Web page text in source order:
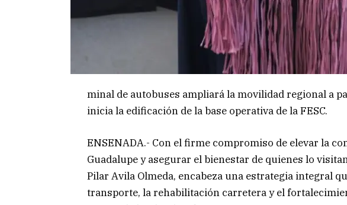
minal de autobuses ampliará la movilidad regional a
inicia la edificación de la base operativa de la FESC.
ENSENADA.- Con el firme compromiso de elevar la
Guadalupe y asegurar el bienestar de quienes lo
Pilar Avila Olmeda, encabeza una estrategia integral
transporte, la rehabilitación carretera y el